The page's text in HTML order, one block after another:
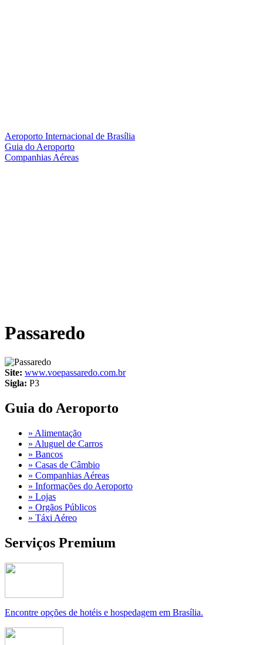
Aeroporto Internacional de Brasília
Guia do Aeroporto
Companhias Aéreas
Passaredo
Site: www.voepassaredo.com.br
Sigla: P3
Guia do Aeroporto
» Alimentação
» Aluguel de Carros
» Bancos
» Casas de Câmbio
» Companhias Aéreas
» Informações do Aeroporto
» Lojas
» Orgãos Públicos
» Táxi Aéreo
Serviços Premium
Encontre opções de hotéis e hospedagem em Brasília.